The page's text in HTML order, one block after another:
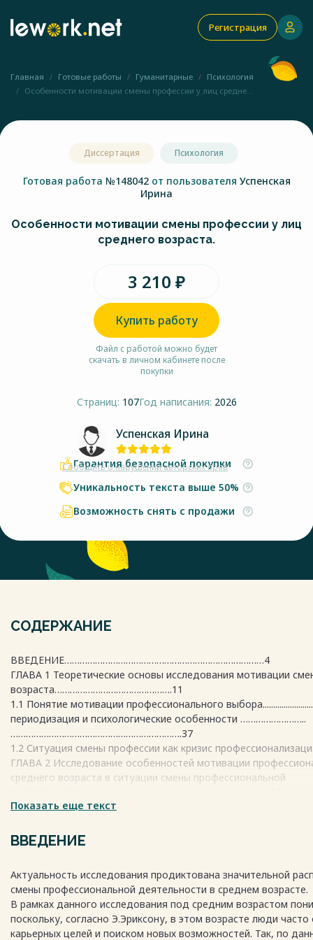
Регистрация
Главная Готовые работы Гуманитарные
Психология
Особенности мотивации смены профессии у лиц средне...
Диссертация Психология
Готовая работа №148042 от пользователя Успенская
Ирина
Особенности мотивации смены профессии у лиц
среднего возраста.
3 210 ₽
Купить работу
Файл с работой можно будет
скачать в личном кабинете после
покупки
Страниц: 107Год написания: 2026
Успенская Ирина
Сообщить о нарушении авторских прав
Гарантия безопасной покупки
Уникальность текста выше 50%
Возможность снять с продажи
СОДЕРЖАНИЕ
ВВЕДЕНИЕ……………………………………………………………………4
ГЛАВА 1 Теоретические основы исследования мотивации
возраста……………………………………….11
1.1 Понятие мотивации профессионального
периодизация и психологические особенности ……………………..
………………………………………………………….37
1.2 Ситуация смены профессии как кризис
ГЛАВА 2 Исследование особенностей мотивации
среднего возраста в ситуации смены профессиональной
2.1 Организация и проведение эмпирического исследования
профессии………………………………………………..61
2.2 Анализ и результаты работы по исследованию
2.3 Разработка мотивационного тренинга
ЗАКЛЮЧЕНИЕ3
БИБЛИОГРАФИЧЕСКИЙ СПИСОК……………………………….…………3
ПРИЛОЖЕНИЯ……………………………………………………….................3
Показать еще текст
ВВЕДЕНИЕ
Актуальность исследования продиктована значительной
смены профессиональной деятельности в среднем возрасте.
В рамках данного исследования под средним возрастом
поскольку, согласно Э.Эриксону, в этом возрасте люди
карьерных целей и поиском новых возможностей. Так, по